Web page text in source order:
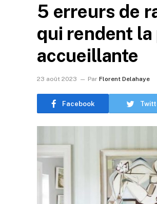
5 erreurs de
qui rendent
accueillante
23 août 2023 Par Florent Delahaye
Facebook